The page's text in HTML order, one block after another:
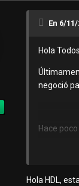
En 6/
Hola
negoció
Hace
Hola HDL,